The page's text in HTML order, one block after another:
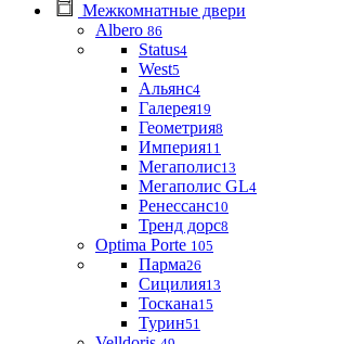
Межкомнатные двери
Albero 86
Status4
West5
Альянс4
Галерея19
Геометрия8
Империя11
Мегаполис13
Мегаполис GL4
Ренессанс10
Тренд дорс8
Optima Porte 105
Парма26
Сицилия13
Тоскана15
Турин51